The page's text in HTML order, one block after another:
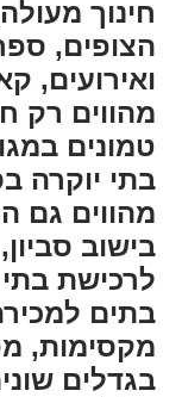
חינוך
הצופים,
ואירועים,
מהווים רק
טמונים
בתי יוקרה
מהווים גם
בישוב
לרכישת
בתים
מקסימות,
בגדלים